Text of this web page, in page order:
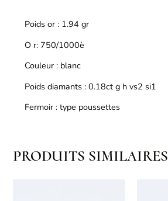
Poids or : 1.94 gr
O r: 750/1000è
Couleur : blanc
Poids diamants : 0.18ct g h vs2 si1
Fermoir : type poussettes
PRODUITS SIMILAIRES